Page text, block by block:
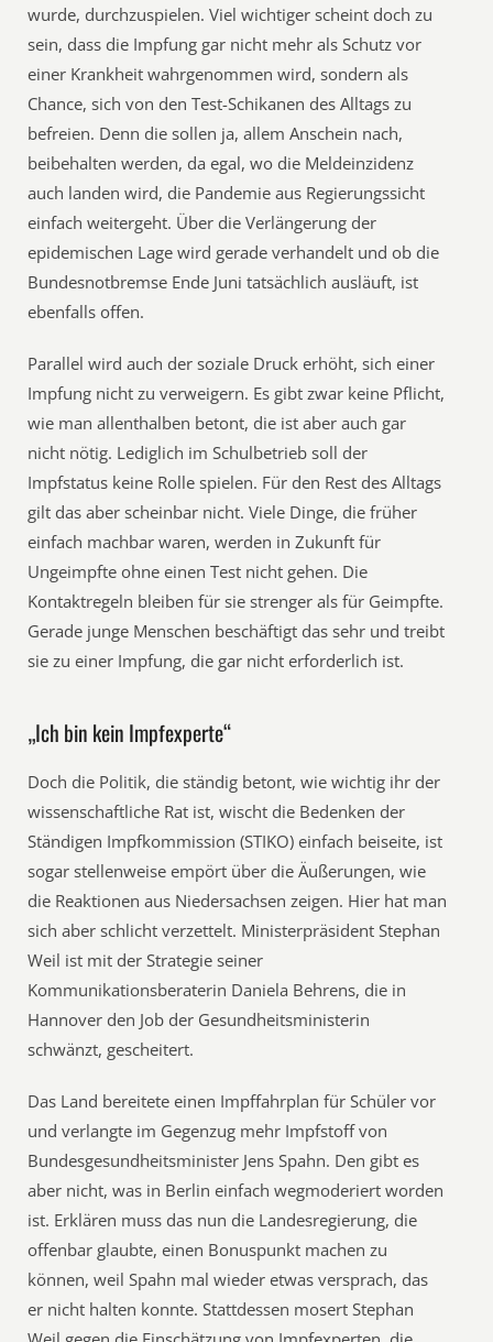
wurde, durchzuspielen. Viel wichtiger scheint doch zu
sein, dass die Impfung gar nicht mehr als Schutz vor
einer Krankheit wahrgenommen wird, sondern als
Chance, sich von den Test-Schikanen des Alltags zu
befreien. Denn die sollen ja, allem Anschein nach,
beibehalten werden, da egal, wo die Meldeinzidenz
auch landen wird, die Pandemie aus Regierungssicht
einfach weitergeht. Über die Verlängerung der
epidemischen Lage wird gerade verhandelt und ob die
Bundesnotbremse Ende Juni tatsächlich ausläuft, ist
ebenfalls offen.
Parallel wird auch der soziale Druck erhöht, sich einer
Impfung nicht zu verweigern. Es gibt zwar keine Pflicht,
wie man allenthalben betont, die ist aber auch gar
nicht nötig. Lediglich im Schulbetrieb soll der
Impfstatus keine Rolle spielen. Für den Rest des Alltags
gilt das aber scheinbar nicht. Viele Dinge, die früher
einfach machbar waren, werden in Zukunft für
Ungeimpfte ohne einen Test nicht gehen. Die
Kontaktregeln bleiben für sie strenger als für Geimpfte.
Gerade junge Menschen beschäftigt das sehr und treibt
sie zu einer Impfung, die gar nicht erforderlich ist.
„Ich bin kein Impfexperte“
Doch die Politik, die ständig betont, wie wichtig ihr der
wissenschaftliche Rat ist, wischt die Bedenken der
Ständigen Impfkommission (STIKO) einfach beiseite, ist
sogar stellenweise empört über die Äußerungen, wie
die Reaktionen aus Niedersachsen zeigen. Hier hat man
sich aber schlicht verzettelt. Ministerpräsident Stephan
Weil ist mit der Strategie seiner
Kommunikationsberaterin Daniela Behrens, die in
Hannover den Job der Gesundheitsministerin
schwänzt, gescheitert.
Das Land bereitete einen Impffahrplan für Schüler vor
und verlangte im Gegenzug mehr Impfstoff von
Bundesgesundheitsminister Jens Spahn. Den gibt es
aber nicht, was in Berlin einfach wegmoderiert worden
ist. Erklären muss das nun die Landesregierung, die
offenbar glaubte, einen Bonuspunkt machen zu
können, weil Spahn mal wieder etwas versprach, das
er nicht halten konnte. Stattdessen mosert Stephan